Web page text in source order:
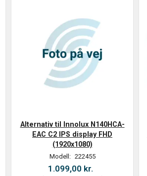
Alternativ til Innolux N140HCA-
EAC C2 IPS display FHD
(1920x1080)
Modell: 222455
1.099,00 kr.